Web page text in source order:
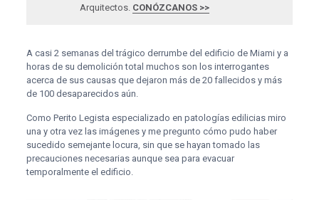
Arquitectos. CONÓZCANOS >>
A casi 2 semanas del trágico derrumbe del edificio de Miami y a
horas de su demolición total muchos son los interrogantes
acerca de sus causas que dejaron más de 20 fallecidos y más
de 100 desaparecidos aún.
Como Perito Legista especializado en patologías edilicias miro
una y otra vez las imágenes y me pregunto cómo pudo haber
sucedido semejante locura, sin que se hayan tomado las
precauciones necesarias aunque sea para evacuar
temporalmente el edificio.